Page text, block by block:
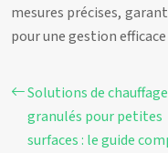
mesures précises,
pour une gestion
Solutions de chauffage
granulés pour petites
surfaces : le guide